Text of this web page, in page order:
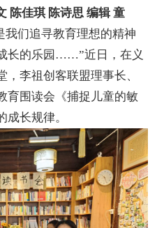
陈佳琪 陈诗思 编辑 童
我们追寻教育理想的精神
长的乐园……”近日，在义
李祖创客联盟理事长、
育围读会《捕捉儿童的敏
长规律。